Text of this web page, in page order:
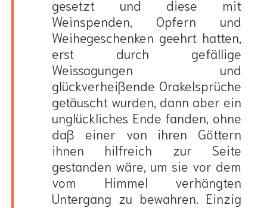
gesetzt und diese mit
Weinspenden, Opfern und
Weihegeschenken geehrt hatten,
erst durch gefällige
Weissagungen und
glückverheißende Orakelsprüche
getäuscht wurden, dann aber ein
unglückliches Ende fanden, ohne
daß einer von ihren Göttern
ihnen hilfreich zur Seite
gestanden wäre, um sie vor dem
vom Himmel verhängten
Untergang zu bewahren. Einzig